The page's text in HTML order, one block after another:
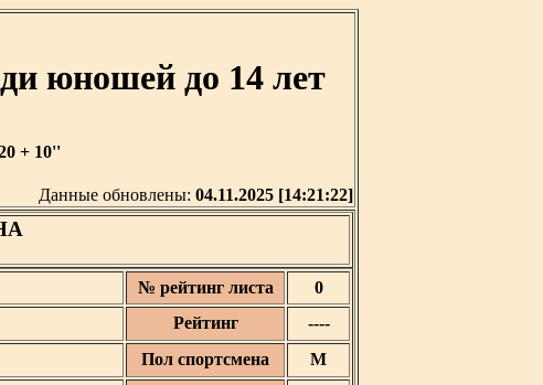
юношей до 14 лет
+ 10''
Данные обновлены: 04.11.2025 [14:21:22]
№ рейтинг листа
0
Рейтинг
----
Пол спортсмена
М